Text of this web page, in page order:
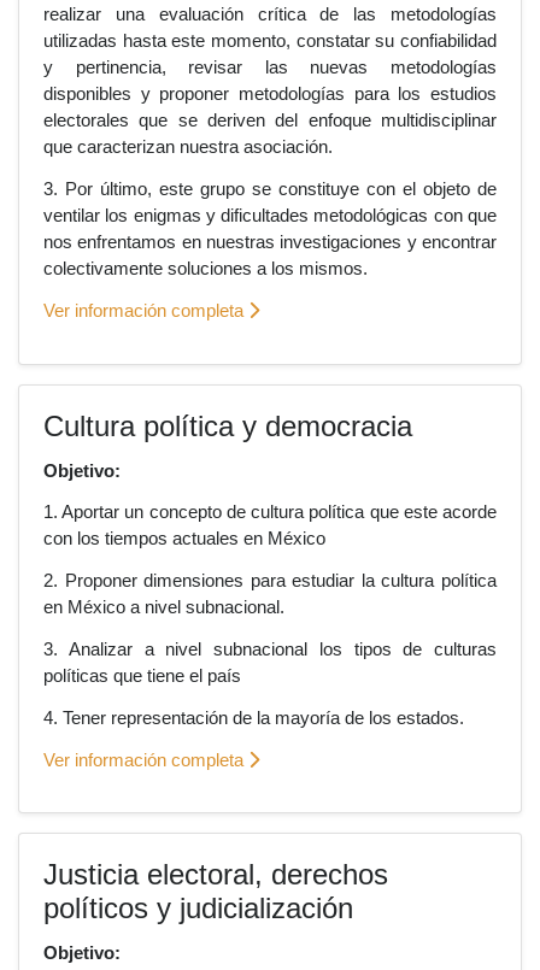
realizar una evaluación crítica de las metodologías
utilizadas hasta este momento, constatar su confiabilidad
y pertinencia, revisar las nuevas metodologías
disponibles y proponer metodologías para los estudios
electorales que se deriven del enfoque multidisciplinar
que caracterizan nuestra asociación.
3. Por último, este grupo se constituye con el objeto de
ventilar los enigmas y dificultades metodológicas con que
nos enfrentamos en nuestras investigaciones y encontrar
colectivamente soluciones a los mismos.
Ver información completa
Cultura política y democracia
Objetivo:
1. Aportar un concepto de cultura política que este acorde
con los tiempos actuales en México
2. Proponer dimensiones para estudiar la cultura política
en México a nivel subnacional.
3. Analizar a nivel subnacional los tipos de culturas
políticas que tiene el país
4. Tener representación de la mayoría de los estados.
Ver información completa
Justicia electoral, derechos
políticos y judicialización
Objetivo: